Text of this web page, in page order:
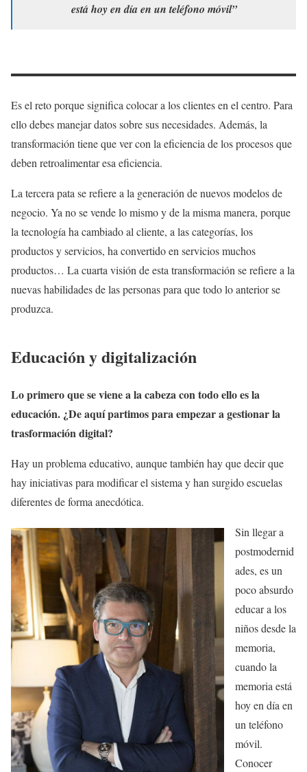
está hoy en día en un teléfono móvil”
Es el reto porque significa colocar a los clientes en el centro. Para
ello debes manejar datos sobre sus necesidades. Además, la
transformación tiene que ver con la eficiencia de los procesos que
deben retroalimentar esa eficiencia.
La tercera pata se refiere a la generación de nuevos modelos de
negocio. Ya no se vende lo mismo y de la misma manera, porque
la tecnología ha cambiado al cliente, a las categorías, los
productos y servicios, ha convertido en servicios muchos
productos… La cuarta visión de esta transformación se refiere a la
nuevas habilidades de las personas para que todo lo anterior se
produzca.
Educación y digitalización
Lo primero que se viene a la cabeza con todo ello es la
educación. ¿De aquí partimos para empezar a gestionar la
trasformación digital?
Hay un problema educativo, aunque también hay que decir que
hay iniciativas para modificar el sistema y han surgido escuelas
diferentes de forma anecdótica.
Sin llegar a
postmodernid
ades, es un
poco absurdo
educar a los
niños desde la
memoria,
cuando la
memoria está
hoy en día en
un teléfono
móvil.
Conocer